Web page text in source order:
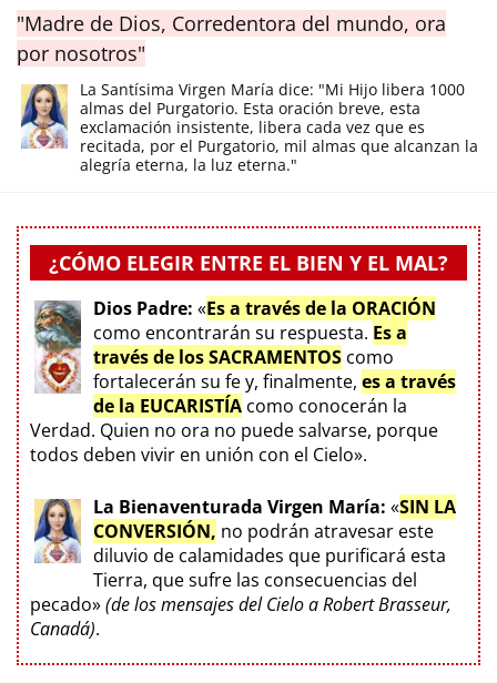
"Madre de Dios, Corredentora del mundo, ora
por nosotros"
La Santísima Virgen María dice: "Mi Hijo libera 1000
almas del Purgatorio. Esta oración breve, esta
exclamación insistente, libera cada vez que es
recitada, por el Purgatorio, mil almas que alcanzan la
alegría eterna, la luz eterna."
¿CÓMO ELEGIR ENTRE EL BIEN Y EL MAL?
Dios Padre: «Es a través de la ORACIÓN
como encontrarán su respuesta. Es a
través de los SACRAMENTOS como
fortalecerán su fe y, finalmente, es a través
de la EUCARISTÍA como conocerán la
Verdad. Quien no ora no puede salvarse, porque
todos deben vivir en unión con el Cielo».
La Bienaventurada Virgen María: «SIN LA
CONVERSIÓN, no podrán atravesar este
diluvio de calamidades que purificará esta
Tierra, que sufre las consecuencias del
pecado»(de los mensajes del Cielo a Robert Brasseur,
Canadá).